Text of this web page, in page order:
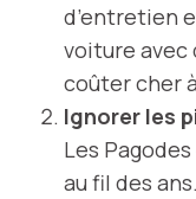
d’entretien
voiture avec
coûter cher
Ignorer les
Les
au fil des